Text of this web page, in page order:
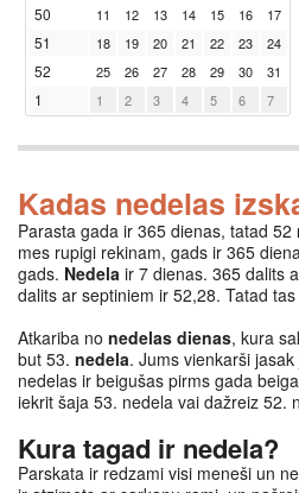
50 11 12 13 14 15 16 17
51 18 19 20 21 22 23 24
52 25 26 27 28 29 30 31
1 1 2 3 4 5 6 7
Kadas nedelas
Parasta gada ir 365 dienas, tatad 52
mes rupigi rekinam, gads ir 365
gads. Nedela ir 7 dienas. 365 dalits
dalits ar septiniem ir 52,28. Tatad
Atkariba no nedelas dienas, kura
but 53. nedela. Jums vienkarši
nedelas ir beigušas pirms gada
iekrit šaja 53. nedela vai dažreiz 52.
Kura tagad ir nedela?
Parskata ir redzami visi meneši un